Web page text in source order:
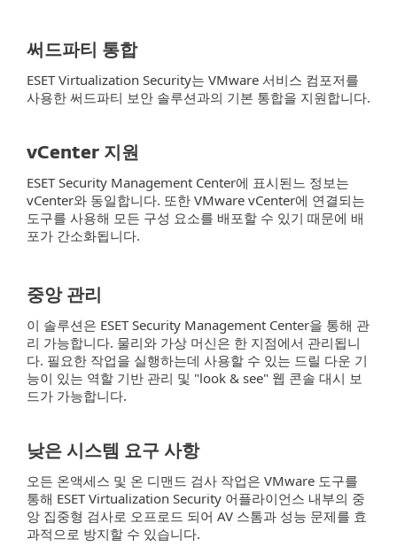
써드파티 통합
ESET Virtualization Security는 VMware 서비스 컴포저를
사용한 써드파티 보안 솔루션과의 기본 통합을 지원합니다.
vCenter 지원
ESET Security Management Center에 표시된느 정보는
vCenter와 동일합니다. 또한 VMware vCenter에 연결되는
도구를 사용해 모든 구성 요소를 배포할 수 있기 때문에 배
포가 간소화됩니다.
중앙 관리
이 솔루션은 ESET Security Management Center을 통해 관
리 가능합니다. 물리와 가상 머신은 한 지점에서 관리됩니
다. 필요한 작업을 실행하는데 사용할 수 있는 드릴 다운 기
능이 있는 역할 기반 관리 및 "look & see" 웹 콘솔 대시 보
드가 가능합니다.
낮은 시스템 요구 사항
오든 온액세스 및 온 디맨드 검사 작업은 VMware 도구를
통해 ESET Virtualization Security 어플라이언스 내부의 중
앙 집중형 검사로 오프로드 되어 AV 스톰과 성능 문제를 효
과적으로 방지할 수 있습니다.